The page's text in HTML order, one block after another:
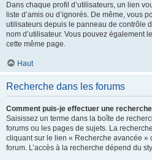
Dans chaque profil d’utilisateurs, un lien
liste d’amis ou d’ignorés. De même, vous
utilisateurs depuis le panneau de contrôle
nom d’utilisateur. Vous pouvez également
cette même page.
Haut
Recherche dans les forums
Comment puis-je effectuer une
Saisissez un terme dans la boîte de
forums ou les pages de sujets. La
cliquant sur le lien « Recherche avancée »
forum. L’accès à la recherche dépend du